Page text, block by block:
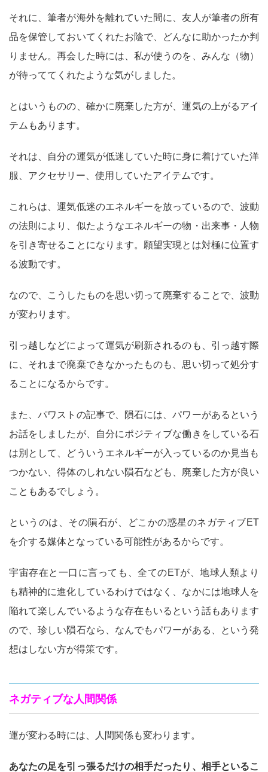
それに、筆者が海外を離れていた間に、友人が筆者の所有
品を保管しておいてくれたお陰で、どんなに助かったか判
りません。再会した時には、私が使うのを、みんな（物）
が待っててくれたような気がしました。
とはいうものの、確かに廃棄した方が、運気の上がるアイ
テムもあります。
それは、自分の運気が低迷していた時に身に着けていた洋
服、アクセサリー、使用していたアイテムです。
これらは、運気低迷のエネルギーを放っているので、波動
の法則により、似たようなエネルギーの物・出来事・人物
を引き寄せることになります。願望実現とは対極に位置す
る波動です。
なので、こうしたものを思い切って廃棄することで、波動
が変わります。
引っ越しなどによって運気が刷新されるのも、引っ越す際
に、それまで廃棄できなかったものも、思い切って処分す
ることになるからです。
また、パワストの記事で、隕石には、パワーがあるという
お話をしましたが、自分にポジティブな働きをしている石
は別として、どういうエネルギーが入っているのか見当も
つかない、得体のしれない隕石なども、廃棄した方が良い
こともあるでしょう。
というのは、その隕石が、どこかの惑星のネガティブET
を介する媒体となっている可能性があるからです。
宇宙存在と一口に言っても、全てのETが、地球人類より
も精神的に進化しているわけではなく、なかには地球人を
陥れて楽しんでいるような存在もいるという話もあります
ので、珍しい隕石なら、なんでもパワーがある、という発
想はしない方が得策です。
ネガティブな人間関係
運が変わる時には、人間関係も変わります。
あなたの足を引っ張るだけの相手だったり、相手といるこ